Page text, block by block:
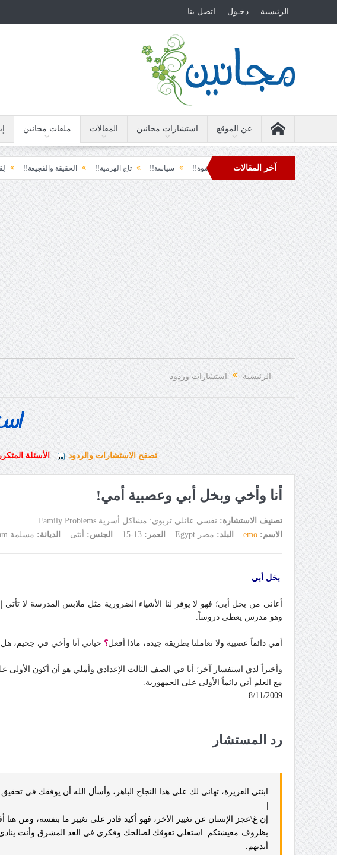
الرئيسية دخـول اتصل بنا
عن الموقع استشارات مجانين المقالات ملفات مجانين
آخر المقالات الأرضة والسياسة!! لحظة نشوة!! سياسة!! تاج الهرمية!! الحقيقة والفجيعة!! لِقاءُ في
دول تل الرمل!! فوبيا الفرح المفاجئ!
الرئيسية استشارات وردود
تصفح الاستشارات والردود الأسئلة
أنا وأخي وبخل أبي وعصبية أمي!
تصنيف الاستشارة: نفسي عائلي تربوي: مشاكل أسرية Family Problems
الاسم: emo البلد: مصر Egypt العمر:13-15 الجنس: أنثى الديانة: مسلمة Islam
بخل أبي
أعاني من بخل أبي؛ فهو لا يوفر لنا الأشياء الضرورية مثل ملابس المدرسة لا تأتي
وهو مدرس يعطي دروساً.
أمي دائماً عصبية ولا تعاملنا بطريقة جيدة، ماذا أفعل؟ حياتي أنا وأخي في جحيم، هل
وأخيراً لدي استفسار آخر؛ أنا في الصف الثالث الإعدادي وأملي هو أن أكون
مع العلم أني دائماً الأولى على الجمهورية.
8/11/2009
رد المستشار
ابنتي العزيزة،تهاني لك على هذا النجاح الباهر، وأسأل الله أن يوفقك في
إن غ\عجز الإنسان عن تغيير الآخر، فهو أكيد قادر على تغيير ما بنفسه، ومن
بظروف معيشتكم. استغلي تفوقك لصالحك وفكري في الغد المشرق وأنت ينادى
أيديهم.